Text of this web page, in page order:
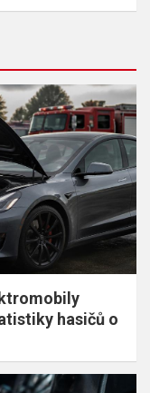
hasičů o